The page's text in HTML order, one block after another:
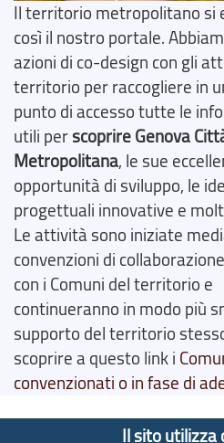
Il territorio metropolitano si
così il nostro portale.
azioni di co-design con gli
territorio per raccogliere in
punto di accesso tutte le
utili perscoprire Genova
Metropolitana, le sue
opportunità di sviluppo, le
progettuali innovative e
Le attività sono iniziate
convenzioni di
con i Comuni del territorio e
continueranno in modo più
supporto del territorio
scoprire a questo link i
convenzionati o in fase di
Il sito utilizza